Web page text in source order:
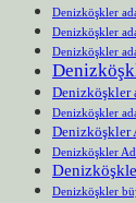
Denizköşkler
Denizköşkler
Denizköşkler
Denizköşkler
Denizköşkler
Denizköşkler
Denizköşkler
Denizköşkler